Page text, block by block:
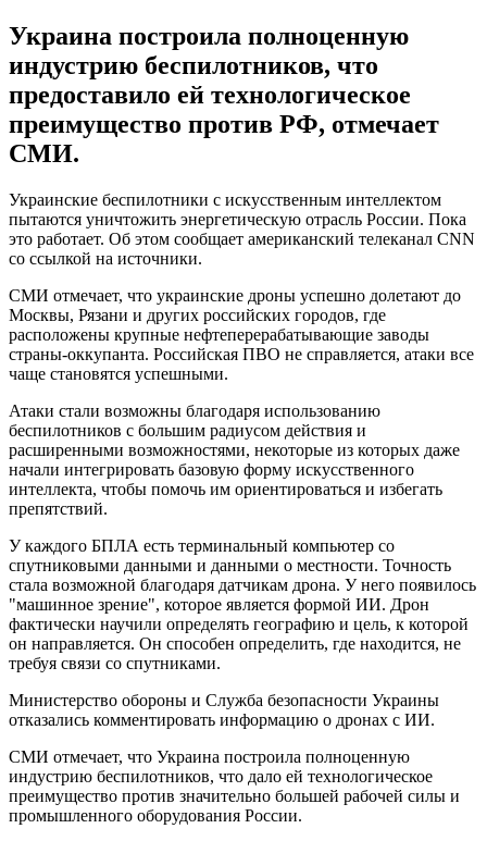
Украина построила полноценную
индустрию беспилотников, что
предоставило ей технологическое
преимущество против РФ, отмечает
СМИ.
Украинские беспилотники с искусственным интеллектом
пытаются уничтожить энергетическую отрасль России. Пока
это работает. Об этом сообщает американский телеканал CNN
со ссылкой на источники.
СМИ отмечает, что украинские дроны успешно долетают до
Москвы, Рязани и других российских городов, где
расположены крупные нефтеперерабатывающие заводы
страны-оккупанта. Российская ПВО не справляется, атаки все
чаще становятся успешными.
Атаки стали возможны благодаря использованию
беспилотников с большим радиусом действия и
расширенными возможностями, некоторые из которых даже
начали интегрировать базовую форму искусственного
интеллекта, чтобы помочь им ориентироваться и избегать
препятствий.
У каждого БПЛА есть терминальный компьютер со
спутниковыми данными и данными о местности. Точность
стала возможной благодаря датчикам дрона. У него появилось
"машинное зрение", которое является формой ИИ. Дрон
фактически научили определять географию и цель, к которой
он направляется. Он способен определить, где находится, не
требуя связи со спутниками.
Министерство обороны и Служба безопасности Украины
отказались комментировать информацию о дронах с ИИ.
СМИ отмечает, что Украина построила полноценную
индустрию беспилотников, что дало ей технологическое
преимущество против значительно большей рабочей силы и
промышленного оборудования России.